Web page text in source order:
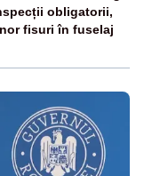
obligatorii,
fisuri în fuselaj